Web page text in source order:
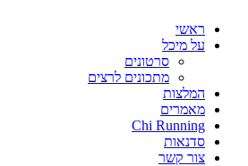
ראשי
על מיכל
סרטונים
מתכונים לרצים
המלצות
מאמרים
Chi Running
סדנאות
צור קשר